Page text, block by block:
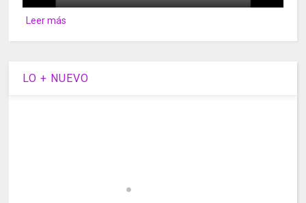
Leer más
LO + NUEVO